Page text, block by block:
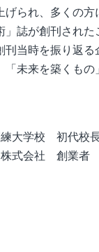
げられ、多くの
誌が創刊された
刊当時を振り返
「未来を築くも
大学校 初代校
式会社 創業者